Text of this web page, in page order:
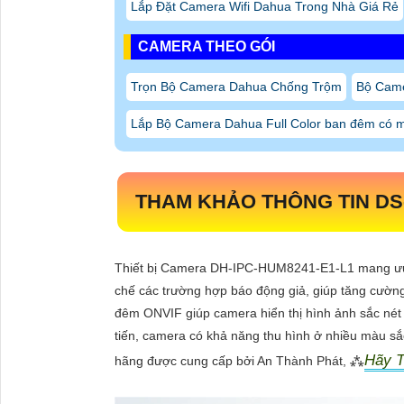
Lắp Đặt Camera Wifi Dahua Trong Nhà Giá Rẻ
CAMERA THEO GÓI
Trọn Bộ Camera Dahua Chống Trộm Bộ
Lắp Bộ Camera Dahua Full Color ban đêm có
THAM KHẢO THÔNG TIN
Thiết bị Camera DH-IPC-HUM8241-E1-L1 mang
chế các trường hợp báo động giả, giúp tăng
đêm ONVIF giúp camera hiển thị hình ảnh sắc
tiến, camera có khả năng thu hình ở nhiều màu
hãng được cung cấp bởi An Thành Phát, ⁂Hãy